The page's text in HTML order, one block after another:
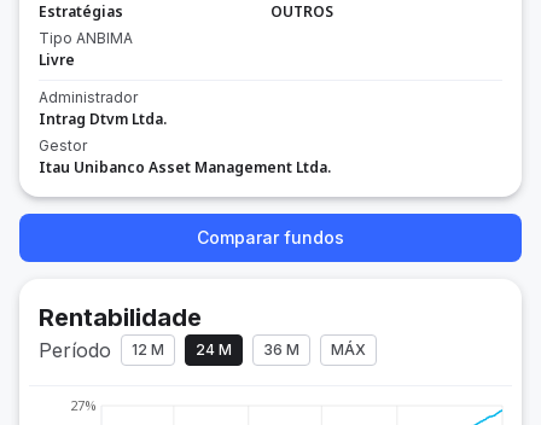
Estratégias
Tipo ANBIMA
Livre
OUTROS
Administrador
Intrag Dtvm Ltda.
Gestor
Itau Unibanco Asset Management Ltda.
Comparar fundos
Rentabilidade
Período 12 M 24 M 36 M MÁX
27%